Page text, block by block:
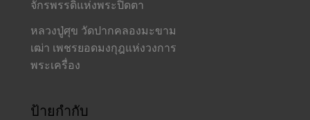
จักรพรรดิแห่งพระปิดตา
หลวงปู่ศุข วัดปากคลองมะขาม
เฒ่า เพชรยอดมงกุฎแห่งวงการ
พระเครื่อง
ป้ายกำกับ